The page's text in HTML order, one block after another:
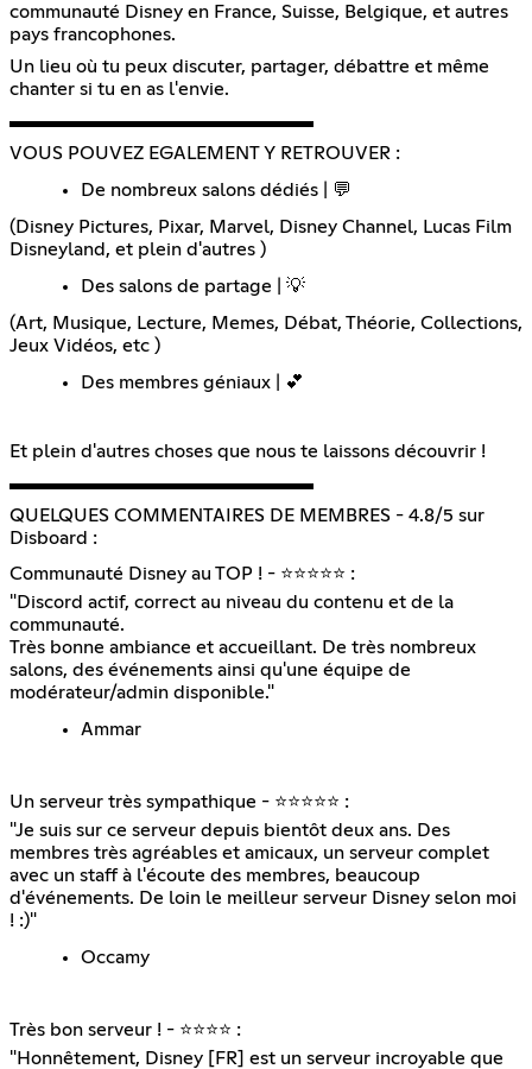
communauté Disney en France, Suisse, Belgique, et autres
pays francophones.
Un lieu où tu peux discuter, partager, débattre et même
chanter si tu en as l'envie.
▬▬▬▬▬▬▬▬▬▬▬▬▬▬▬▬
VOUS POUVEZ EGALEMENT Y RETROUVER :
De nombreux salons dédiés | 💬
(Disney Pictures, Pixar, Marvel, Disney Channel, Lucas Film
Disneyland, et plein d'autres )
Des salons de partage | 💡
(Art, Musique, Lecture, Memes, Débat, Théorie, Collections,
Jeux Vidéos, etc )
Des membres géniaux | 💕
Et plein d'autres choses que nous te laissons découvrir !
▬▬▬▬▬▬▬▬▬▬▬▬▬▬▬▬
QUELQUES COMMENTAIRES DE MEMBRES - 4.8/5 sur
Disboard :
Communauté Disney au TOP ! - ⭐⭐⭐⭐⭐ :
"Discord actif, correct au niveau du contenu et de la
communauté.
Très bonne ambiance et accueillant. De très nombreux
salons, des événements ainsi qu'une équipe de
modérateur/admin disponible."
Ammar
Un serveur très sympathique - ⭐⭐⭐⭐⭐ :
"Je suis sur ce serveur depuis bientôt deux ans. Des
membres très agréables et amicaux, un serveur complet
avec un staff à l'écoute des membres, beaucoup
d'événements. De loin le meilleur serveur Disney selon moi
! :)"
Occamy
Très bon serveur ! - ⭐⭐⭐⭐ :
"Honnêtement, Disney [FR] est un serveur incroyable que